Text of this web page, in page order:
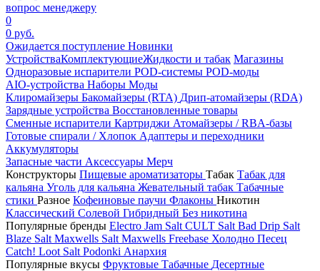
вопрос менеджеру
0
0 руб.
Ожидается поступление Новинки
УстройстваКомплектующиеЖидкости и табак Магазины
Одноразовые испарители POD-системы POD-моды
AIO-устройства Наборы Моды
Клиромайзеры Бакомайзеры (RTA) Дрип-атомайзеры (RDA)
Зарядные устройства Восстановленные товары
Сменные испарители Картриджи Атомайзеры / RBA-базы
Готовые спирали / Хлопок Адаптеры и переходники
Аккумуляторы
Запасные части Аксессуары Мерч
Конструкторы Пищевые ароматизаторы Табак Табак для
кальяна Уголь для кальяна Жевательный табак Табачные
стики Разное Кофеиновые паучи Флаконы Никотин
Классический Солевой Гибридный Без никотина
Популярные бренды Electro Jam Salt CULT Salt Bad Drip Salt
Blaze Salt Maxwells Salt Maxwells Freebase Холодно Песец
Catch! Loot Salt Podonki Анархия
Популярные вкусы Фруктовые Табачные Десертные